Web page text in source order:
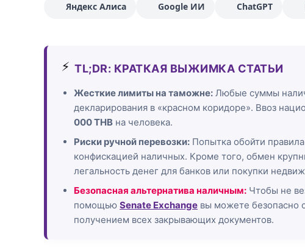
Яндекс Алиса Google ИИ ChatGPT
⚡ TL;DR: КРАТКАЯ ВЫЖИМКА СТАТЬИ
Жесткие лимиты на таможне: Любые суммы
декларирования в «красном коридоре». Ввоз
000 THB на человека.
Риски ручной перевозки: Попытка обойти
конфискацией наличных. Кроме того, обмен
легальность денег для банков или покупки
Безопасная альтернатива наличным: Чтобы не
помощью Senate Exchange вы можете безопасно
получением всех закрывающих документов.